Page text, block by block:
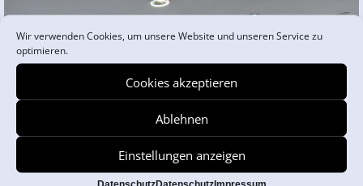
Wir verwenden Cookies, um unsere Website und unseren Service zu
optimieren.
Cookies akzeptieren
Ablehnen
Einstellungen anzeigen